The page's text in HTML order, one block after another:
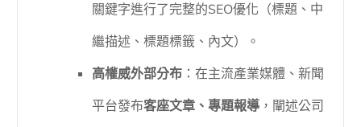
關鍵字進行了完整的SEO優化（標題、中
繼描述、標題標籤、內文）。
高權威外部分布 ：在主流產業媒體、新聞
平台發布客座文章、專題報導 ，闡述公司